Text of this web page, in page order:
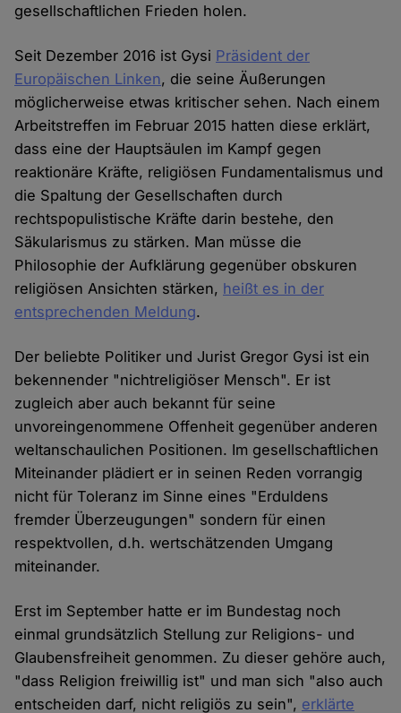
gesellschaftlichen Frieden holen.
Seit Dezember 2016 ist Gysi Präsident der
Europäischen Linken, die seine Äußerungen
möglicherweise etwas kritischer sehen. Nach einem
Arbeitstreffen im Februar 2015 hatten diese erklärt,
dass eine der Hauptsäulen im Kampf gegen
reaktionäre Kräfte, religiösen Fundamentalismus und
die Spaltung der Gesellschaften durch
rechtspopulistische Kräfte darin bestehe, den
Säkularismus zu stärken. Man müsse die
Philosophie der Aufklärung gegenüber obskuren
religiösen Ansichten stärken, heißt es in der
entsprechenden Meldung.
Der beliebte Politiker und Jurist Gregor Gysi ist ein
bekennender "nichtreligiöser Mensch". Er ist
zugleich aber auch bekannt für seine
unvoreingenommene Offenheit gegenüber anderen
weltanschaulichen Positionen. Im gesellschaftlichen
Miteinander plädiert er in seinen Reden vorrangig
nicht für Toleranz im Sinne eines "Erduldens
fremder Überzeugungen" sondern für einen
respektvollen, d.h. wertschätzenden Umgang
miteinander.
Erst im September hatte er im Bundestag noch
einmal grundsätzlich Stellung zur Religions- und
Glaubensfreiheit genommen. Zu dieser gehöre auch,
"dass Religion freiwillig ist" und man sich "also auch
entscheiden darf, nicht religiös zu sein", erklärte